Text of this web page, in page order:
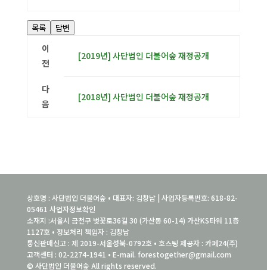
목록 답변
이
전
[2019년] 사단법인 더불어숲 재정공개
다
음
[2018년] 사단법인 더불어숲 재정공개
상호명 : 사단법인 더불어숲 • 대표자: 김창남 | 사업자등록번호: 618-82-
05461 사업자정보확인
소재지 :서울시 금천구 벚꽃로36길 30 (가산동 60-14) 가산KS타워 11층
1127호 • 정보처리 책임자 : 김창남
통신판매신고 : 제 2019-서울성북-0792호 • 호스팅 제공자 : 카페24(주)
고객센터 : 02-2274-1941 • E-mail. forestogether@gmail.com
© 사단법인 더불어숲 All rights reserved.